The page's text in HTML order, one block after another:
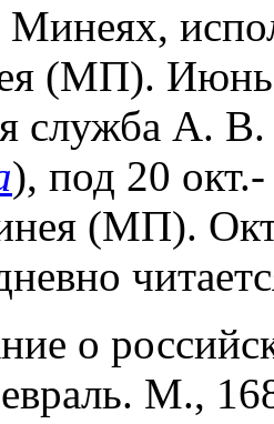
Минеях,
(МП).
служба А.
), под 20
(МП).
о
М.,